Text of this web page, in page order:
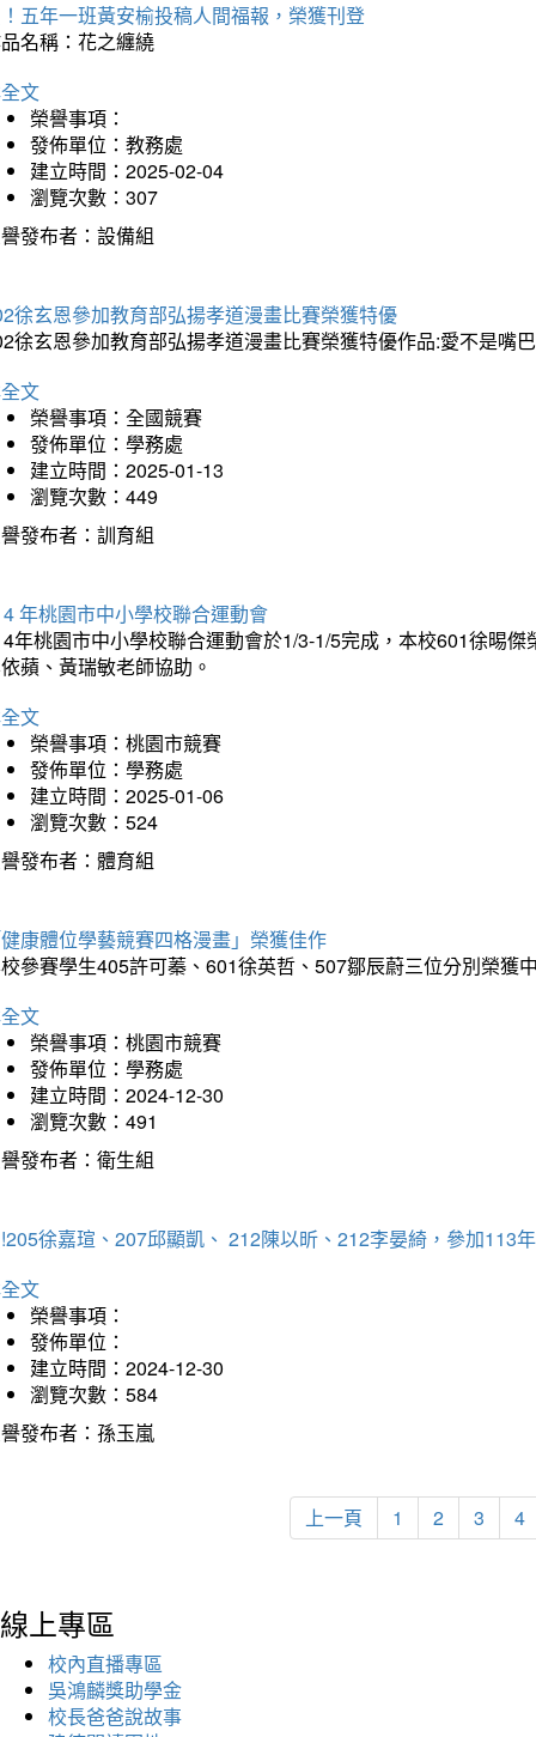
五年一班黃安榆投稿人間福報，榮獲刊登
名稱：花之纏繞
文
榮譽事項：
發佈單位：教務處
建立時間：2025-02-04
瀏覽次數：307
發布者：設備組
徐玄恩參加教育部弘揚孝道漫畫比賽榮獲特優
徐玄恩參加教育部弘揚孝道漫畫比賽榮獲特優作品:愛不是嘴
文
榮譽事項：全國競賽
發佈單位：學務處
建立時間：2025-01-13
瀏覽次數：449
發布者：訓育組
年桃園市中小學校聯合運動會
年桃園市中小學校聯合運動會於1/3-1/5完成，本校601徐晹
蘋、黃瑞敏老師協助。
文
榮譽事項：桃園市競賽
發佈單位：學務處
建立時間：2025-01-06
瀏覽次數：524
發布者：體育組
康體位學藝競賽四格漫畫」榮獲佳作
參賽學生405許可蓁、601徐英哲、507鄒辰蔚三位分別榮獲
文
榮譽事項：桃園市競賽
發佈單位：學務處
建立時間：2024-12-30
瀏覽次數：491
發布者：衛生組
徐嘉瑄、207邱顯凱、 212陳以昕、212李晏綺，參加113
文
榮譽事項：
發佈單位：
建立時間：2024-12-30
瀏覽次數：584
發布者：孫玉嵐
上一頁 1 2 3 4
線上專區
校內直播專區
吳鴻麟獎助學金
校長爸爸說故事